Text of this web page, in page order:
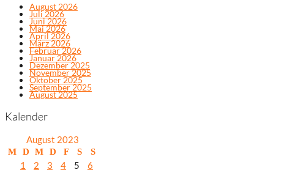
August 2026
Juli 2026
Juni 2026
Mai 2026
April 2026
März 2026
Februar 2026
Januar 2026
Dezember 2025
November 2025
Oktober 2025
September 2025
August 2025
Kalender
August 2023
M D M D F S S
1 2 3 4 5 6